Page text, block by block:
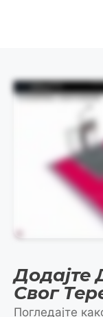
Овај
Додајте
Свог
Погледајте